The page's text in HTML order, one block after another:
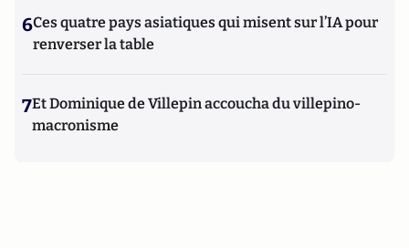
6Ces quatre pays asiatiques qui misent sur l’IA pour
renverser la table
7Et Dominique de Villepin accoucha du villepino-
macronisme